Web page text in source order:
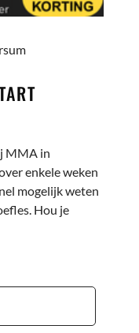
MMA in
enkele weken
mogelijk weten
Hou je